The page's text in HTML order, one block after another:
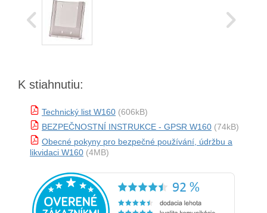
K stiahnutiu:
Technický list W160 (606kB)
BEZPEČNOSTNÍ INSTRUKCE - GPSR W160 (74kB)
Obecné pokyny pro bezpečné používání, údržbu a
likvidaci W160 (4MB)